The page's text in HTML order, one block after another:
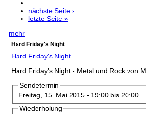
nächste Seite ›
letzte Seite »
mehr
Hard Friday's Night
Hard Friday's Night
Hard Friday's Night - Metal und Rock von
Sendetermin
Freitag, 15. Mai 2015 - 19:00bis 20:00
Wiederholung